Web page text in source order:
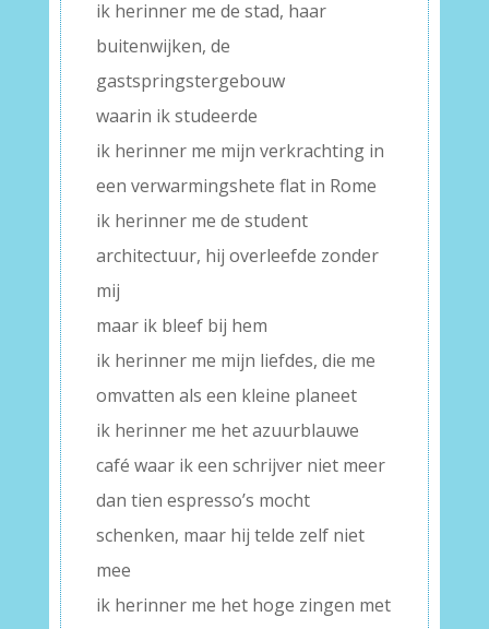
ik herinner me de stad, haar
buitenwijken, de
gastspringstergebouw
waarin ik studeerde
ik herinner me mijn verkrachting in
een verwarmingshete flat in Rome
ik herinner me de student
architectuur, hij overleefde zonder
mij
maar ik bleef bij hem
ik herinner me mijn liefdes, die me
omvatten als een kleine planeet
ik herinner me het azuurblauwe
café waar ik een schrijver niet meer
dan tien espresso’s mocht
schenken, maar hij telde zelf niet
mee
ik herinner me het hoge zingen met